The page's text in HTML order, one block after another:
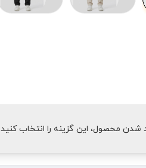
شدن محصول، این گزینه را انتخاب کنید